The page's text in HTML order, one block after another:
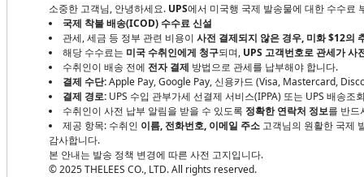
소중한 고객님, 안녕하세요. UPS에서 미국행 국제 발송물에 대한 수수료
국제 착불 배송(ICOD) 수수료 신설
관세, 세금 등 정부 관련 비용이 사전 결제되지 않은 경우, 미화 $12의
해당 수수료는 미국 수취인에게 청구되며, UPS 고객번호로 관세가 사
수취인이 배송 전에 전자 결제 방법으로 관세를 납부해야 합니다.
결제 수단:Apple Pay, Google Pay, 신용카드 (Visa, Mastercard,
결제 경로: UPS 수입 관부가세 선결제 서비스(IPPA) 또는 UPS 배송조
수취인이 사전 납부 알림을 받을 수 있도록 정확한 연락처 정보를 반드
제공 항목: 수취인 이름, 전화번호, 이메일 주소 고객님의 원활한 국제
감사합니다.
본 안내는 발송 정책 변경에 따른 사전 고지입니다.
© 2025 THELEES CO., LTD. All rights reserved.